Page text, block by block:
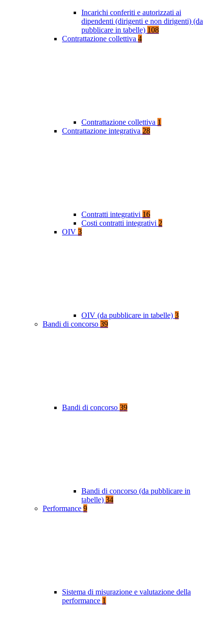
Incarichi conferiti e autorizzati ai
dipendenti (dirigenti e non dirigenti) (da
pubblicare in tabelle) 108
Contrattazione collettiva 4
Contrattazione collettiva 1
Contrattazione integrativa 28
Contratti integrativi 16
Costi contratti integrativi 2
OIV 3
OIV (da pubblicare in tabelle) 3
Bandi di concorso 39
Bandi di concorso 39
Bandi di concorso (da pubblicare in
tabelle) 34
Performance 9
Sistema di misurazione e valutazione della
performance 1